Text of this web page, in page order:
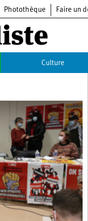
Photothèque Faire un
Culture
Cinéma
Expositions
Livres
Musique